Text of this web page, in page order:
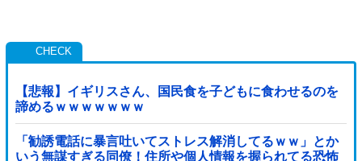
【悲報】イギリスさん、国民食を子どもに食わせるのを
諦めるｗｗｗｗｗｗｗ
「勧誘電話に暴言吐いてストレス解消してるｗｗ」とか
いう無謀すぎる同僚！住所や個人情報を握られてる恐怖